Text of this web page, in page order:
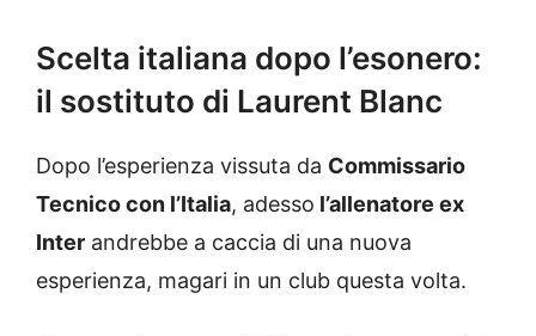
Scelta italiana dopo l’esonero:
il sostituto di Laurent Blanc
Dopo l’esperienza vissuta da Commissario
Tecnico con l’Italia, adesso l’allenatore ex
Inter andrebbe a caccia di una nuova
esperienza, magari in un club questa volta.